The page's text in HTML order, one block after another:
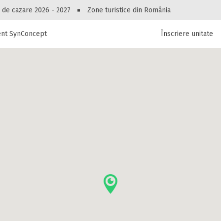
cazare 2026 - 2027 Zone turistice din România
SynConcept
Peste 10545 oferte de cazare!
pensiuni, vile, apartamente sau alte unitați
Înscriere unitate